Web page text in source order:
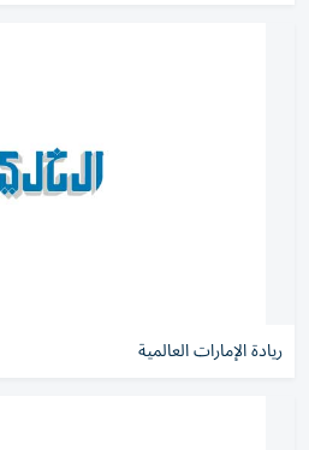
ريادة الإمارات العالمية